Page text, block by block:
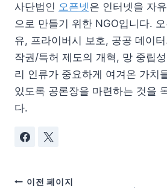
사단법인 오픈넷은 인터넷을 자
으로 만들기 위한 NGO입니다.
유, 프라이버시 보호, 공공 데이
작권/특허 제도의 개혁, 망 중립
리 인류가 중요하게 여겨온 가치
있도록 공론장을 마련하는 것을
다.
이전 페이지